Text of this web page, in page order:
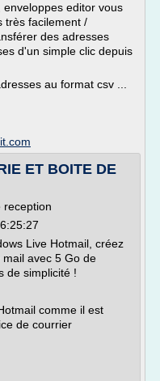
editor vous
très facilement /
des adresses
d'un simple clic depuis
au format csv ...
ET BOITE DE
reception
Live Hotmail, créez
avec 5 Go de
de simplicité !
comme il est
de courrier